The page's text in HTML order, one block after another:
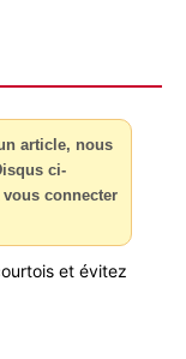
article, nous
ci-
connecter
et évitez